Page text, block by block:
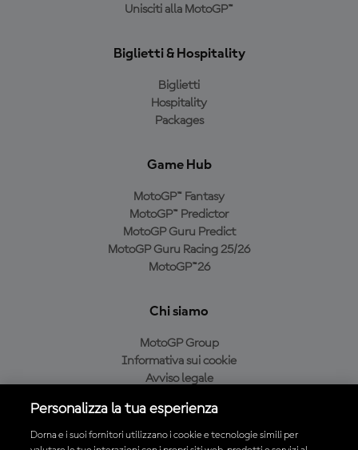
Unisciti alla MotoGP™
Biglietti & Hospitality
Biglietti
Hospitality
Packages
Game Hub
MotoGP™ Fantasy
MotoGP™ Predictor
MotoGP Guru Predict
MotoGP Guru Racing 25/26
MotoGP™26
Chi siamo
MotoGP Group
Informativa sui cookie
Avviso legale
Condizioni di acquisto
Personalizza la tua esperienza
Dorna e i suoi fornitori utilizzano i cookie e tecnologie simili per